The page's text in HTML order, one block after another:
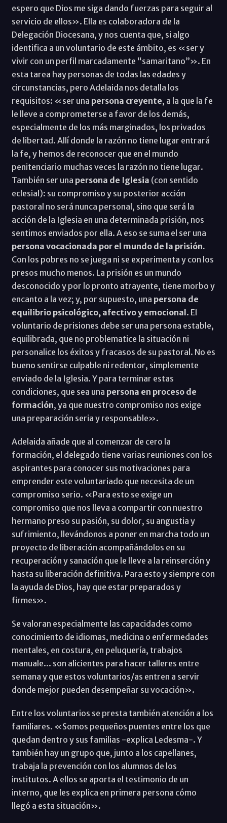
espero que Dios me siga dando fuerzas para seguir al
servicio de ellos». Ella es colaboradora de la
Delegación Diocesana, y nos cuenta que, si algo
identifica a un voluntario de este ámbito, es «ser y
vivir con un perfil marcadamente “samaritano”». En
esta tarea hay personas de todas las edades y
circunstancias, pero Adelaida nos detalla los
requisitos: «ser una persona creyente, a la que la fe
le lleve a comprometerse a favor de los demás,
especialmente de los más marginados, los privados
de libertad. Allí donde la razón no tiene lugar entrará
la fe, y hemos de reconocer que en el mundo
penitenciario muchas veces la razón no tiene lugar.
También ser una persona de Iglesia (con sentido
eclesial): su compromiso y su posterior acción
pastoral no será nunca personal, sino que será la
acción de la Iglesia en una determinada prisión, nos
sentimos enviados por ella. A eso se suma el ser una
persona vocacionada por el mundo de la prisión.
Con los pobres no se juega ni se experimenta y con los
presos mucho menos. La prisión es un mundo
desconocido y por lo pronto atrayente, tiene morbo y
encanto a la vez; y, por supuesto, una persona de
equilibrio psicológico, afectivo y emocional. El
voluntario de prisiones debe ser una persona estable,
equilibrada, que no problematice la situación ni
personalice los éxitos y fracasos de su pastoral. No es
bueno sentirse culpable ni redentor, simplemente
enviado de la Iglesia. Y para terminar estas
condiciones, que sea una persona en proceso de
formación, ya que nuestro compromiso nos exige
una preparación seria y responsable».
Adelaida añade que al comenzar de cero la
formación, el delegado tiene varias reuniones con los
aspirantes para conocer sus motivaciones para
emprender este voluntariado que necesita de un
compromiso serio. «Para esto se exige un
compromiso que nos lleva a compartir con nuestro
hermano preso su pasión, su dolor, su angustia y
sufrimiento, llevándonos a poner en marcha todo un
proyecto de liberación acompañándolos en su
recuperación y sanación que le lleve a la reinserción y
hasta su liberación definitiva. Para esto y siempre con
la ayuda de Dios, hay que estar preparados y
firmes».
Se valoran especialmente las capacidades como
conocimiento de idiomas, medicina o enfermedades
mentales, en costura, en peluquería, trabajos
manuale... son alicientes para hacer talleres entre
semana y que estos voluntarios/as entren a servir
donde mejor pueden desempeñar su vocación».
Entre los voluntarios se presta también atención a los
familiares. «Somos pequeños puentes entre los que
quedan dentro y sus familias -explica Ledesma-. Y
también hay un grupo que, junto a los capellanes,
trabaja la prevención con los alumnos de los
institutos. A ellos se aporta el testimonio de un
interno, que les explica en primera persona cómo
llegó a esta situación».